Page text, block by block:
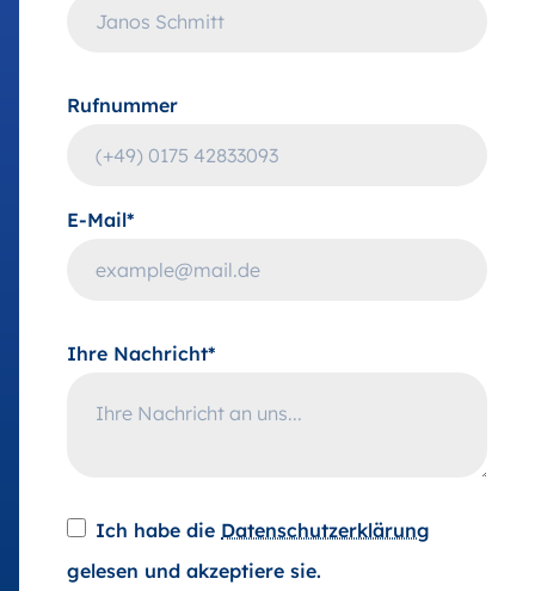
Rufnummer
E-Mail*
Ihre Nachricht*
Ich habe die Datenschutzerklärung
gelesen und akzeptiere sie.